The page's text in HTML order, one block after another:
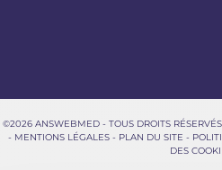
©2026 ANSWEBMED - TOUS DROITS
- MENTIONS LÉGALES- PLAN DU SITE -
DES